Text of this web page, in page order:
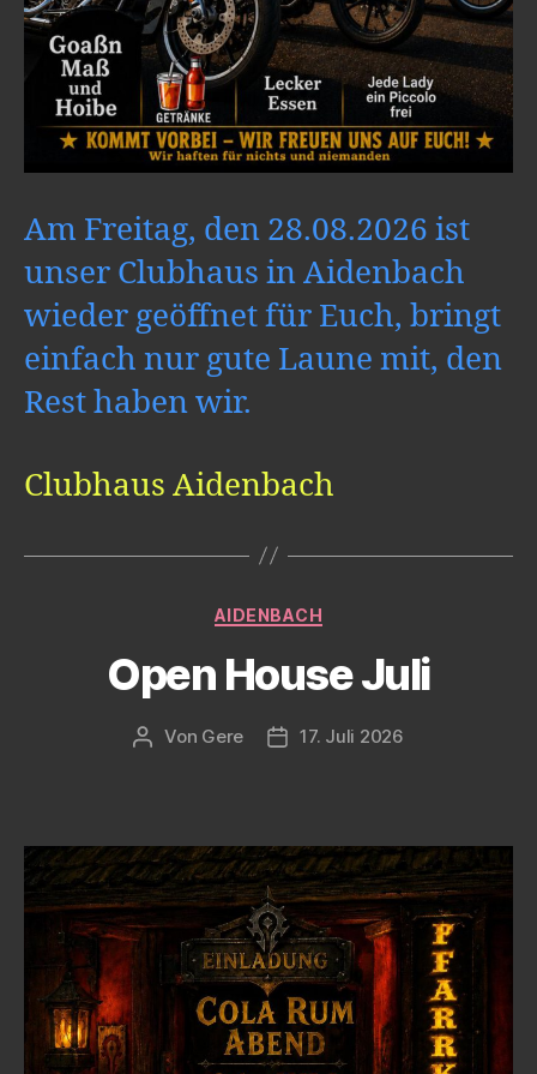
Am Freitag, den 28.08.2026 ist
unser Clubhaus in Aidenbach
wieder geöffnet für Euch, bringt
einfach nur gute Laune mit, den
Rest haben wir.
Clubhaus Aidenbach
Kategorien
AIDENBACH
Open House Juli
Beitragsautor
Von Gere Veröffentlichungsdatum
17. Juli 2026